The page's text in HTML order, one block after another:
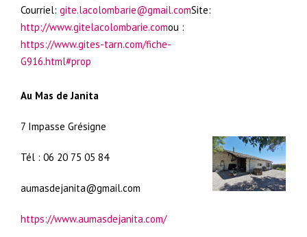
Courriel: gite.lacolombarie@gmail.comSite:
http://www.gitelacolombarie.comou :
https://www.gites-tarn.com/fiche-
G916.html#prop
Au Mas de Janita
7 Impasse Grésigne
Tél : 06 20 75 05 84
aumasdejanita@gmail.com
https://www.aumasdejanita.com/